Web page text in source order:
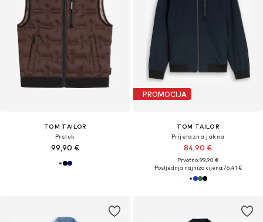
TOM TAILOR
Prsluk
99,90 €
PROMOCIJA
TOM TAILOR
Prijelazna jakna
84,90 €
Prvotno: 99,90 €
Posljednja najniža cijena:76,41 €